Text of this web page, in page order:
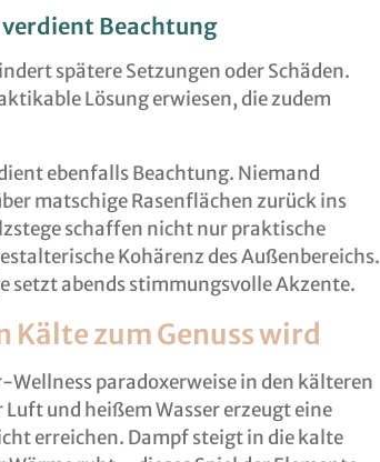
Beachtung
spätere Setzungen oder Schäden.
Lösung erwiesen, die zudem
ebenfalls Beachtung. Niemand
matschige Rasenflächen zurück ins
schaffen nicht nur praktische
Kohärenz des Außenbereichs.
setzt abends stimmungsvolle Akzente.
zum Genuss wird
paradoxerweise in den kälteren
und heißem Wasser erzeugt eine
erreichen. Dampf steigt in die kalte